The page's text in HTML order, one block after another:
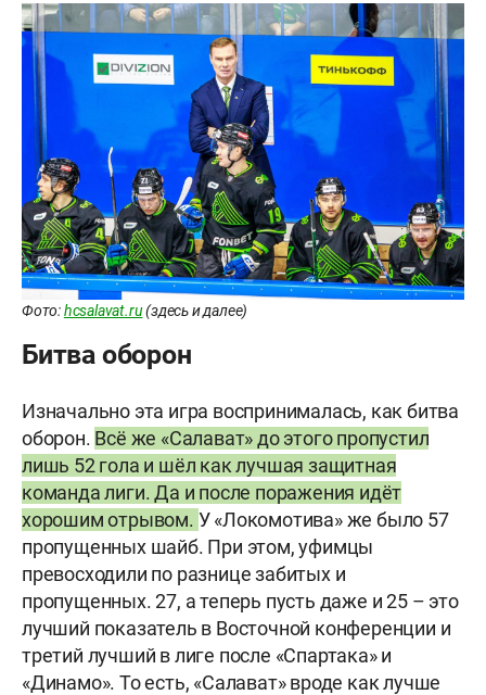
Фото:hcsalavat.ru(здесь и далее)
Битва оборон
Изначально эта игра воспринималась, как битва
оборон. Всё же «Салават» до этого пропустил
лишь 52 гола и шёл как лучшая защитная
команда лиги. Да и после поражения идёт
хорошим отрывом. У «Локомотива» же было 57
пропущенных шайб. При этом, уфимцы
превосходили по разнице забитых и
пропущенных. 27, а теперь пусть даже и 25 – это
лучший показатель в Восточной конференции и
третий лучший в лиге после «Спартака» и
«Динамо». То есть, «Салават» вроде как лучше